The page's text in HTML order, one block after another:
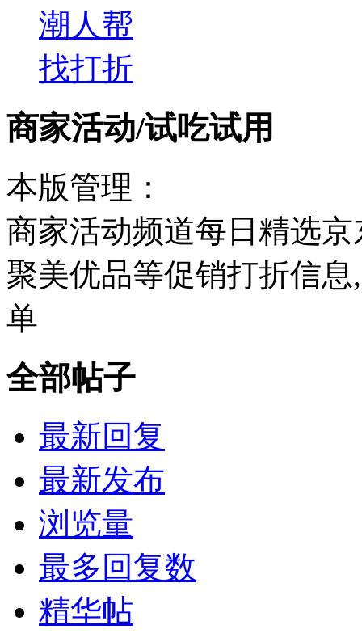
潮人帮
找打折
商家活动/试吃试用
本版管理：
商家活动频道每日精选
聚美优品等促销打折信
单
全部帖子
最新回复
最新发布
浏览量
最多回复数
精华帖